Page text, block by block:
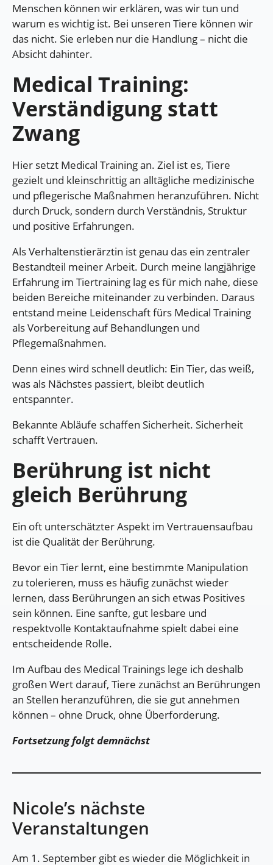
Menschen können wir erklären, was wir tun und
warum es wichtig ist. Bei unseren Tiere können wir
das nicht. Sie erleben nur die Handlung – nicht die
Absicht dahinter.
Medical Training:
Verständigung statt
Zwang
Hier setzt Medical Training an. Ziel ist es, Tiere
gezielt und kleinschrittig an alltägliche medizinische
und pflegerische Maßnahmen heranzuführen. Nicht
durch Druck, sondern durch Verständnis, Struktur
und positive Erfahrungen.
Als Verhaltenstierärztin ist genau das ein zentraler
Bestandteil meiner Arbeit. Durch meine langjährige
Erfahrung im Tiertraining lag es für mich nahe, diese
beiden Bereiche miteinander zu verbinden. Daraus
entstand meine Leidenschaft fürs Medical Training
als Vorbereitung auf Behandlungen und
Pflegemaßnahmen.
Denn eines wird schnell deutlich: Ein Tier, das weiß,
was als Nächstes passiert, bleibt deutlich
entspannter.
Bekannte Abläufe schaffen Sicherheit. Sicherheit
schafft Vertrauen.
Berührung ist nicht
gleich Berührung
Ein oft unterschätzter Aspekt im Vertrauensaufbau
ist die Qualität der Berührung.
Bevor ein Tier lernt, eine bestimmte Manipulation
zu tolerieren, muss es häufig zunächst wieder
lernen, dass Berührungen an sich etwas Positives
sein können. Eine sanfte, gut lesbare und
respektvolle Kontaktaufnahme spielt dabei eine
entscheidende Rolle.
Im Aufbau des Medical Trainings lege ich deshalb
großen Wert darauf, Tiere zunächst an Berührungen
an Stellen heranzuführen, die sie gut annehmen
können – ohne Druck, ohne Überforderung.
Fortsetzung folgt demnächst
Nicole’s nächste
Veranstaltungen
Am 1. September gibt es wieder die Möglichkeit in